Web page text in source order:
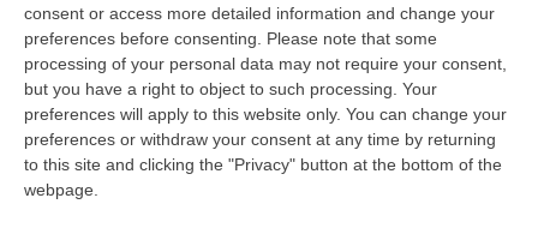
consent or access more detailed information and change your
preferences before consenting. Please note that some
processing of your personal data may not require your consent,
but you have a right to object to such processing. Your
preferences will apply to this website only. You can change your
preferences or withdraw your consent at any time by returning
to this site and clicking the "Privacy" button at the bottom of the
webpage.
Figura di spicco nel panorama ecclesiastico e
culturale internazionale, è stato accolto dal
presidente Klaus Algieri
Pubblicato il: 17/01/25 – 15:59